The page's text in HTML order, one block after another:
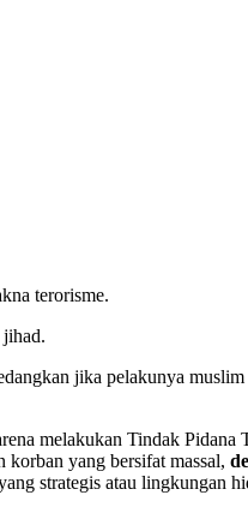
terorisme.
jika pelakunya
melakukan Tindak Pidana
korban yang bersifat massal,
strategis atau lingkungan